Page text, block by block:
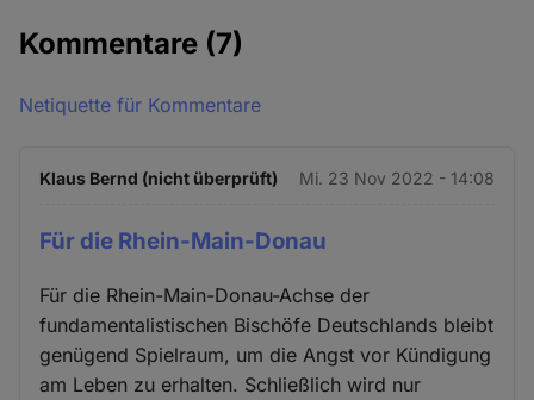
Kommentare (7)
Netiquette für Kommentare
Klaus Bernd (nicht überprüft) Mi. 23 Nov 2022 - 14:08
Für die Rhein-Main-Donau
Für die Rhein-Main-Donau-Achse der
fundamentalistischen Bischöfe Deutschlands bleibt
genügend Spielraum, um die Angst vor Kündigung
am Leben zu erhalten. Schließlich wird nur